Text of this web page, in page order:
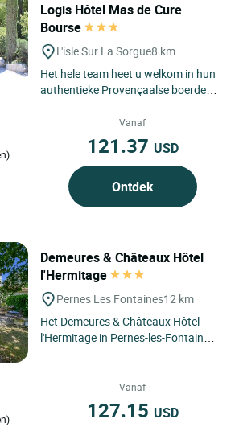
Logis Hôtel Mas de Cure
Bourse
L'isle Sur La Sorgue8 km
Het hele team heet u welkom in hun
authentieke Provençaalse boerderij,
voormalige herberg uit...
Vanaf
121.37 USD
Ontdek
Demeures & Châteaux Hôtel
l'Hermitage
Pernes Les Fontaines12 km
Het Demeures & Châteaux Hôtel
l'Hermitage in Pernes-les-Fontaines,
Vanaf
127.15 USD